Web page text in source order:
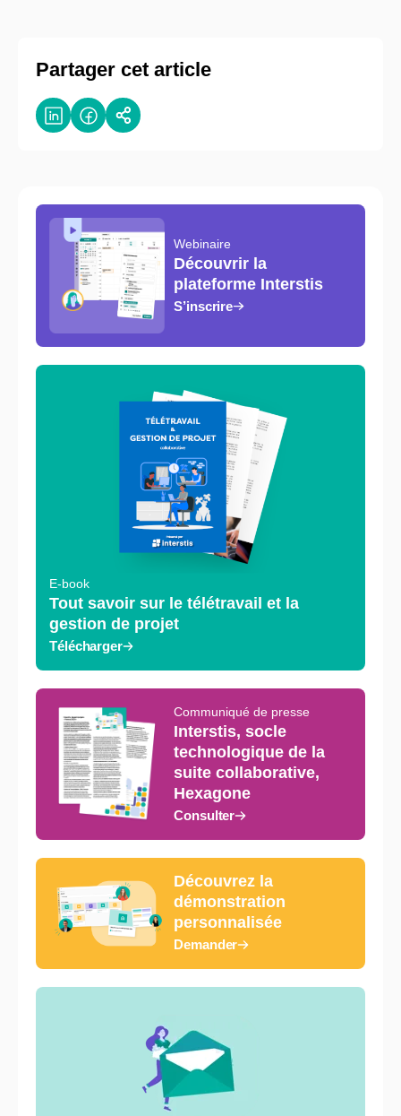
Partager cet article
Webinaire
Découvrir la
plateforme Interstis
S’inscrire
E-book
Tout savoir sur le télétravail et la
gestion de projet
Télécharger
Communiqué de presse
Interstis, socle
technologique de la
suite collaborative,
Hexagone
Consulter
Découvrez la
démonstration
personnalisée
Demander